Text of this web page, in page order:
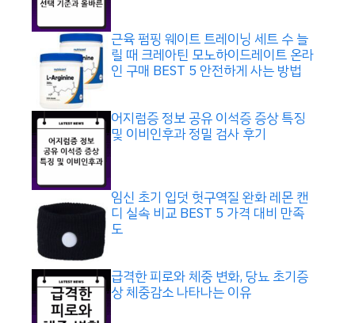
근육 펌핑 웨이트 트레이닝 세트 수 늘
릴 때 크레아틴 모노하이드레이트 온라
인 구매 BEST 5 안전하게 사는 방법
어지럼증 정보 공유 이석증 증상 특징
및 이비인후과 정밀 검사 후기
임신 초기 입덧 헛구역질 완화 레몬 캔
디 실속 비교 BEST 5 가격 대비 만족
도
급격한 피로와 체중 변화, 당뇨 초기증
상 체중감소 나타나는 이유